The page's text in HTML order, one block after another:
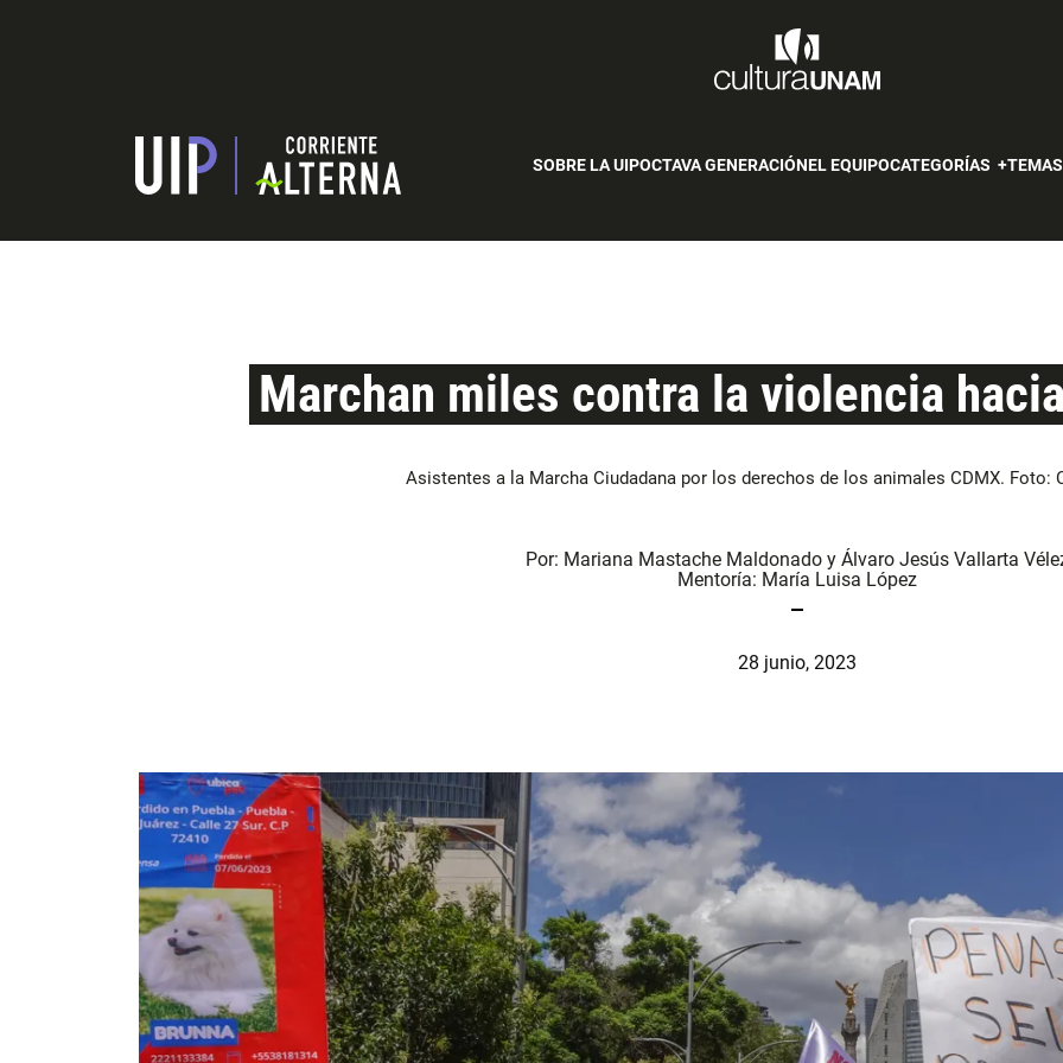
SOBRE LA UIPOCTAVA GENERACIÓNEL EQUIPOCATEGORÍAS
Marchan miles contra la violencia
Asistentes a la Marcha Ciudadana por los derechos de los animales CDMX. Foto:
Por: Mariana Mastache Maldonado y Álvaro Jesús Vallarta
Mentoría: María Luisa López
28 junio, 2023